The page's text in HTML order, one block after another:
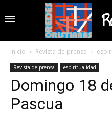
Inicio Revista de prensa
Revista de prensa espiritualidad
Domingo 18
Pascua